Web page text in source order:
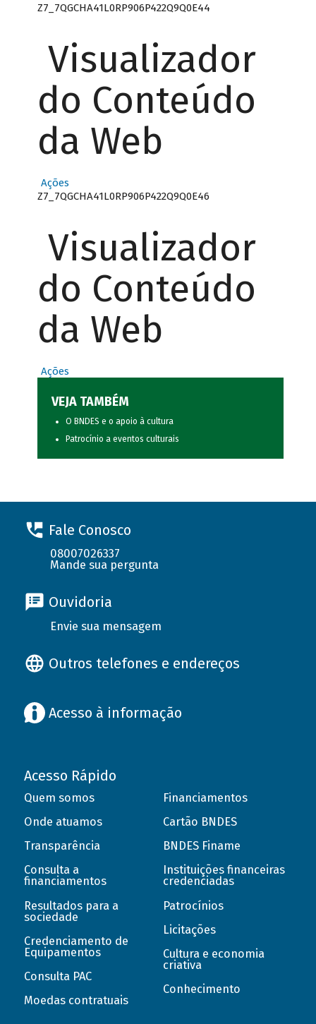
Z7_7QGCHA41L0RP906P422Q9Q0E44
Visualizador
do Conteúdo
da Web
Ações
Z7_7QGCHA41L0RP906P422Q9Q0E46
Visualizador
do Conteúdo
da Web
Ações
VEJA TAMBÉM
O BNDES e o apoio à cultura
Patrocínio a eventos culturais
Fale Conosco
08007026337
Mande sua pergunta
Ouvidoria
Envie sua mensagem
Outros telefones e endereços
Acesso à informação
Acesso Rápido
Quem somos
Onde atuamos
Transparência
Consulta a
financiamentos
Resultados para a
sociedade
Credenciamento de
Equipamentos
Consulta PAC
Moedas contratuais
Financiamentos
Cartão BNDES
BNDES Finame
Instituições financeiras
credenciadas
Patrocínios
Licitações
Cultura e economia
criativa
Conhecimento